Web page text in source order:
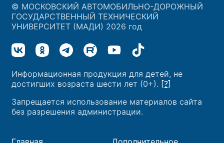
© МОСКОВСКИЙ АВТОМОБИЛЬНО-ДОРОЖНЫЙ
ГОСУДАРСТВЕННЫЙ ТЕХНИЧЕСКИЙ
УНИВЕРСИТЕТ (МАДИ) 2026 год
Информационная продукция для детей, не
достигших возраста шести лет (0+). [?]
Запрещается использование материалов сайта
без разрешения администрации.